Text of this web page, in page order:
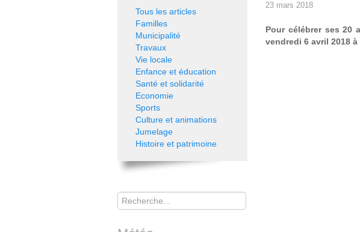
23 mars 2018
Pour célébrer ses 20
vendredi 6 avril 2018 à
Tous les articles
Familles
Municipalité
Travaux
Vie locale
Enfance et éducation
Santé et solidarité
Economie
Sports
Culture et animations
Jumelage
Histoire et patrimoine
Rechercher